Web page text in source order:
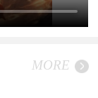
MORE